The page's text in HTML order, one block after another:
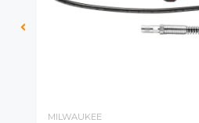
MILWAUKEE